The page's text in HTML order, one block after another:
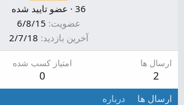
عضو تایید شده · 36
عضویت 6/8/15
آخرین بازدید 2/7/18
ارسال ها
2
امتیاز کسب شده
0
ارسال ها درباره